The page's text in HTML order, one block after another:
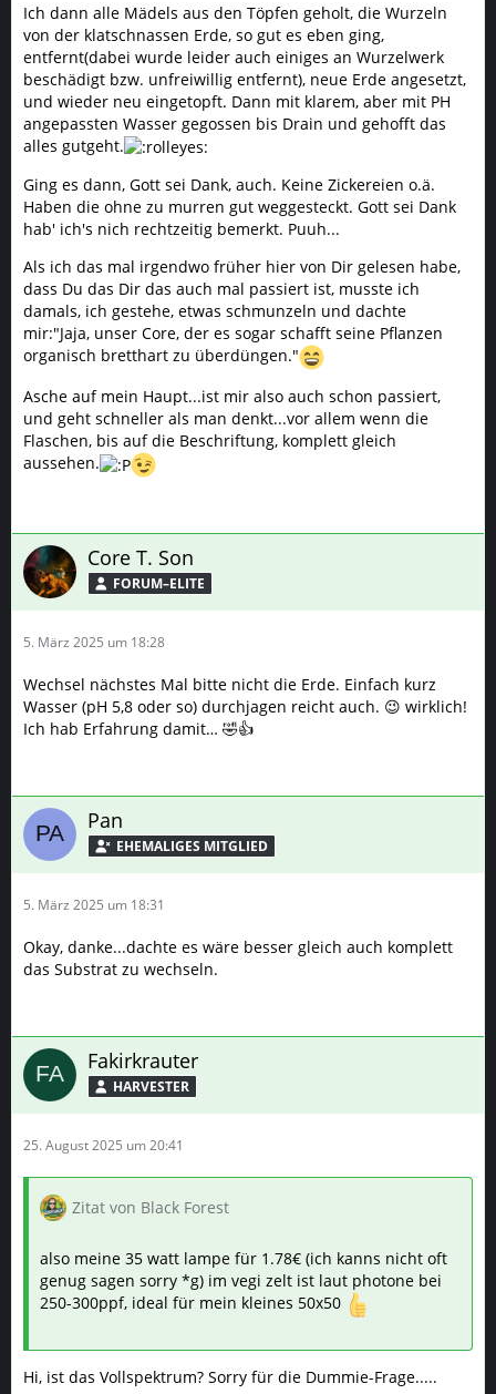
Ich dann alle Mädels aus den Töpfen geholt, die Wurzeln
von der klatschnassen Erde, so gut es eben ging,
entfernt(dabei wurde leider auch einiges an Wurzelwerk
beschädigt bzw. unfreiwillig entfernt), neue Erde angesetzt,
und wieder neu eingetopft. Dann mit klarem, aber mit PH
angepassten Wasser gegossen bis Drain und gehofft das
alles gutgeht.
Ging es dann, Gott sei Dank, auch. Keine Zickereien o.ä.
Haben die ohne zu murren gut weggesteckt. Gott sei Dank
hab' ich's nich rechtzeitig bemerkt. Puuh...
Als ich das mal irgendwo früher hier von Dir gelesen habe,
dass Du das Dir das auch mal passiert ist, musste ich
damals, ich gestehe, etwas schmunzeln und dachte
mir:"Jaja, unser Core, der es sogar schafft seine Pflanzen
organisch bretthart zu überdüngen."
Asche auf mein Haupt...ist mir also auch schon passiert,
und geht schneller als man denkt...vor allem wenn die
Flaschen, bis auf die Beschriftung, komplett gleich
aussehen.
Core T. Son
FORUM–ELITE
5. März 2025 um 18:28
Wechsel nächstes Mal bitte nicht die Erde. Einfach kurz
Wasser (pH 5,8 oder so) durchjagen reicht auch. 😉 wirklich!
Ich hab Erfahrung damit… 🤣👍
Pan
5. März 2025 um 18:31
Okay, danke...dachte es wäre besser gleich auch komplett
das Substrat zu wechseln.
Fakirkrauter
HARVESTER
25. August 2025 um 20:41
Zitat von Black Forest
also meine 35 watt lampe für 1.78€ (ich kanns nicht oft
genug sagen sorry *g) im vegi zelt ist laut photone bei
250-300ppf, ideal für mein kleines 50x50
Hi, ist das Vollspektrum? Sorry für die Dummie-Frage.....